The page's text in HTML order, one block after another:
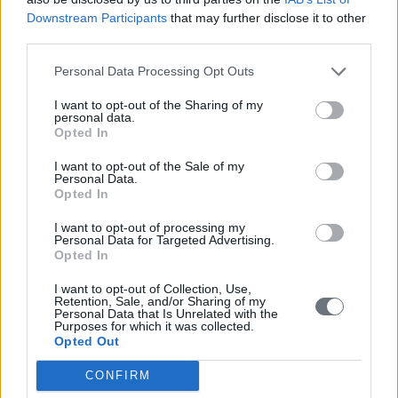
Downstream Participants that may further disclose it to other
Personal Data Processing Opt Outs
I want to opt-out of the Sharing of my
personal data.
Opted In
I want to opt-out of the Sale of my
Personal Data.
Opted In
I want to opt-out of processing my
Personal Data for Targeted Advertising.
Opted In
I want to opt-out of Collection, Use,
Retention, Sale, and/or Sharing of my
Personal Data that Is Unrelated with the
Purposes for which it was collected.
Opted Out
CONFIRM
Ο υπουργός Περιβάλλοντος και Ενέργειας, Σταύρος Παπασταύρου,
«Η προστασία του περιβάλλοντος κρίνεται στην πράξη. Αποτελεί
Κυριάκου Μητσοτάκη, που αποτυπώνεται σε συγκεκριμένες
πολιτικές, έργα και παρεμβάσεις στο πεδίο. Γιατί το περιβάλλον
δεν αφορά τους λίγους. Είναι κοινό αγαθό, συνδεδεμένο με την
ουσιαστικές θεσμικές παρεμβάσεις, με τη συνεχή ενίσχυση της
υλικοτεχνικής υποδομής και με τη στήριξη του ανθρώπινου
δυναμικού μας. Η πολιτική αυτή επιλογή διαπερνά το σύνολο των
ενεργειακή μας στρατηγική και την προσαρμογή στην κλιματική
κρίση, έως τη χωροταξική πολιτική και τα νέα Ειδικά Χωροταξικά
Πλαίσια, που βάζουν σαφείς κανόνες για την ανάπτυξη και την
στοιχείο της εθνικής μας ταυτότητας και της πολιτιστικής
κληρονομιάς της Πατρίδας μας. Έχουμε χρέος να τη διαφυλάξουμε,
να την προστατεύσουμε και να την παραδώσουμε ακέραιη στις
επόμενες γενιές, ως πολύ
ΔΙΑΒΑΣΤΕ ΑΚΟΜΗ